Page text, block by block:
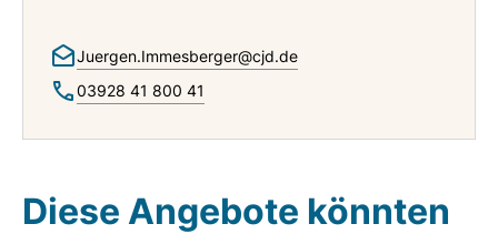
Juergen.Immesberger@cjd.de
03928 41 800 41
Diese Angebote könnten